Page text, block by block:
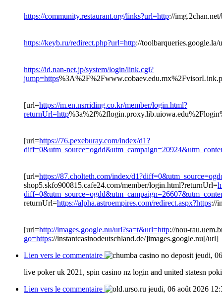
https://community.restaurant.org/links?url=http://
https://keyb.ru/redirect.php?url=http://toolbarqueries.google.la/
https://id.nan-net.jp/system/login/link.cgi?
jump=https
[url=https://m.en.nsrriding.co.kr/member/login.html?
returnUrl=http
[url=https://76.pexeburay.com/index/d1?
[url=https://87.cholteth.com/index/
shop5.skfo900815.cafe24.com/member/login.html?returnUrl=
returnUrl=https://alpha.astroempires.com/redirect.aspx?https://
[url=http://images.google.nu/url?sa=t&url=http://nou-
go=https://instantcasinodeutschland.de/]images.google.nu[/url]
Lien vers le commentaire
jeudi,
live poker uk 2021, spin casino nz login and united statesn
Lien vers le commentaire
jeudi, 06 août 2026